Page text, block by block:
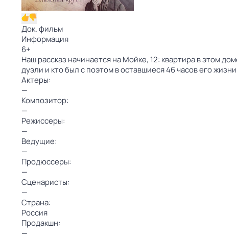
Док. фильм
Информация
6+
Наш рассказ начинается на Мойке, 12: квартира в этом
дуэли и кто был с поэтом в оставшиеся 46 часов его жизни
Актеры:
—
Композитор:
—
Режиссеры:
—
Ведущие:
—
Продюссеры:
—
Сценаристы:
—
Страна:
Россия
Продакшн:
—